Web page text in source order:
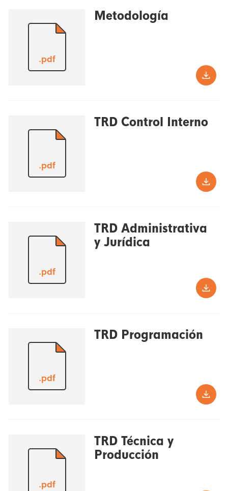
.pdf
Metodología
.pdf
TRD Control Interno
.pdf
TRD Administrativa
y Jurídica
.pdf
TRD Programación
.pdf
TRD Técnica y
Producción